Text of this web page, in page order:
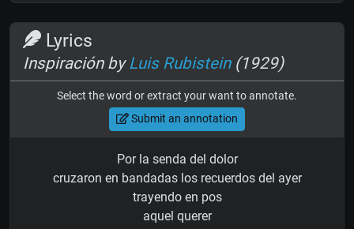
Lyrics
Inspiración by Luis Rubistein(1929)
Select the word or extract your want to annotate.
Submit an annotation
Por la senda del dolor
cruzaron en bandadas los recuerdos del ayer
trayendo en pos
aquel querer